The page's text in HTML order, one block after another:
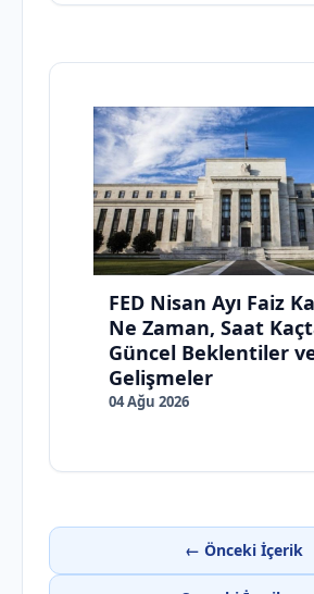
FED Nisan Ayı Faiz
Ne Zaman, Saat
Güncel Beklentiler
Gelişmeler
04 Ağu 2026
← Önceki İçerik